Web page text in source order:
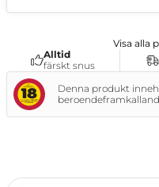
Visa alla
Alltid
färskt snus
Denna produkt